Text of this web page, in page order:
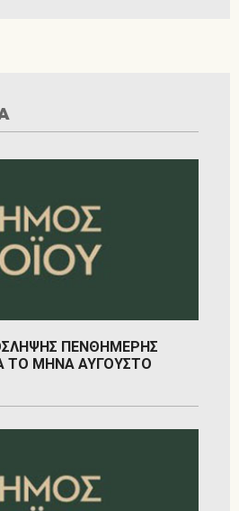
ΠΕΝΘΗΜΕΡΗΣ
ΤΟ ΜΗΝΑ ΑΥΓΟΥΣΤΟ